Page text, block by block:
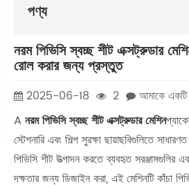
পণ্য
নরম পিভিসি স্বচ্ছ শীট এক্সট্রুডার
রোল করার জন্য প্রস্তুত
2025-06-18 2
আমাকে একটি
Aনরম পিভিসি স্বচ্ছ শীট এক্সট্রুডার মেশিন
স্টেশনারি এবং শিল্প সুরক্ষা ছায়াছবিগুলিতে
পিভিসি শীট উত্পাদন করতে ব্যবহৃত সরঞ্জামগুলির
দক্ষতার জন্য ডিজাইন করা, এই মেশিনটি কাঁচা